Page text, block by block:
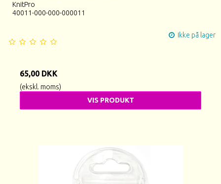
KnitPro
40011-000-000-000011
Ikke på lager
65,00 DKK
(ekskl. moms)
VIS PRODUKT